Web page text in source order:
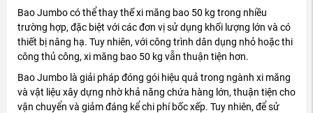
Bao Jumbo có thể thay thế xi măng bao 50 kg trong nhiều
trường hợp, đặc biệt với các đơn vị sử dụng khối lượng lớn và có
thiết bị nâng hạ. Tuy nhiên, với công trình dân dụng nhỏ hoặc thi
công thủ công, xi măng bao 50 kg vẫn thuận tiện hơn.
Bao Jumbo là giải pháp đóng gói hiệu quả trong ngành xi măng
và vật liệu xây dựng nhờ khả năng chứa hàng lớn, thuận tiện cho
vận chuyển và giảm đáng kể chi phí bốc xếp. Tuy nhiên, để sử